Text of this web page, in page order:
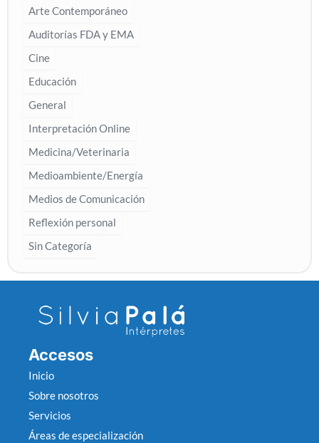
Arte Contemporáneo
Auditorías FDA y EMA
Cine
Educación
General
Interpretación Online
Medicina/Veterinaria
Medioambiente/Energía
Medios de Comunicación
Reflexión personal
Sin Categoría
Accesos
Inicio
Sobre nosotros
Servicios
Áreas de especialización